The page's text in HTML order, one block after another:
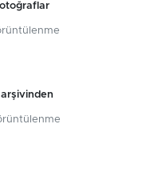
arşivinden